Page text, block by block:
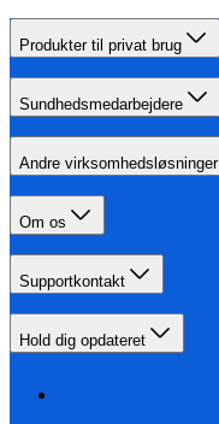
Produkter til privat brug
Sundhedsmedarbejdere
Andre virksomhedsløsninger
Om os
Supportkontakt
Hold dig opdateret